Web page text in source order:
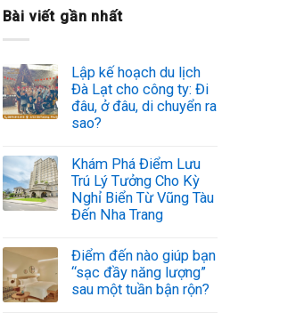
Bài viết gần nhất
Lập kế hoạch du lịch
Đà Lạt cho công ty: Đi
đâu, ở đâu, di chuyển ra
sao?
Khám Phá Điểm Lưu
Trú Lý Tưởng Cho Kỳ
Nghỉ Biển Từ Vũng Tàu
Đến Nha Trang
Điểm đến nào giúp bạn
“sạc đầy năng lượng”
sau một tuần bận rộn?